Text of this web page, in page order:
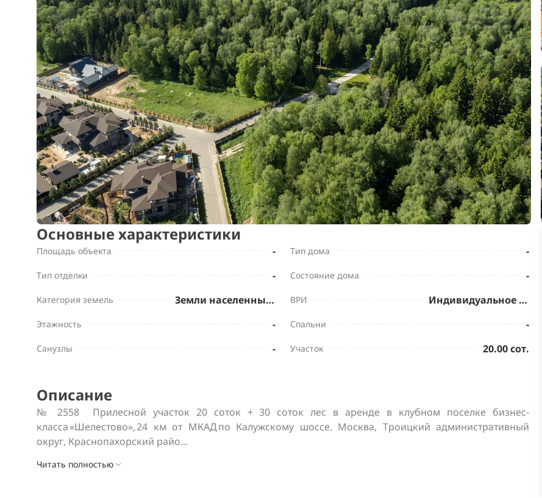
Основные характеристики
Площадь объекта - Тип дома -
Тип отделки - Состояние дома -
Категория земель Земли населенных пунктов ВРИ Индивидуальное жилищное строительство
Этажность - Спальни -
Санузлы - Участок 20.00 сот.
Описание
№ 2558  Прилесной участок 20 соток + 30 соток лес в аренде в клубном поселке бизнес-
класса «Шелестово», 24 км от МКАД по Калужскому шоссе. Москва, Троицкий административный
округ, Краснопахорский райо...
Читать полностью